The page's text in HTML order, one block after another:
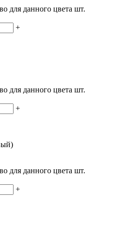
для данного цвета шт.
+
для данного цвета шт.
+
для данного цвета шт.
+